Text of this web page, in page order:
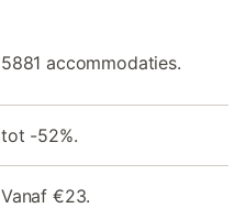
5881 accommodaties.
tot -52%.
Vanaf €23.